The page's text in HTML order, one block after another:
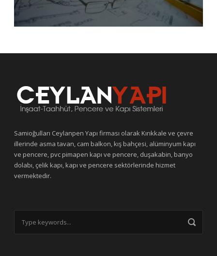
Samioğulları Ceylanpen Yapı firması olarak Kırıkkale ve çevre
illerinde asma tavan, cam balkon, kış bahçesi, alüminyum kapı
ve pencere, pvc pimapen kapı ve pencere, duşakabin, banyo
dolabı, çelik kapı, kapı ve pencere sektörlerinde hizmet
vermektedir.